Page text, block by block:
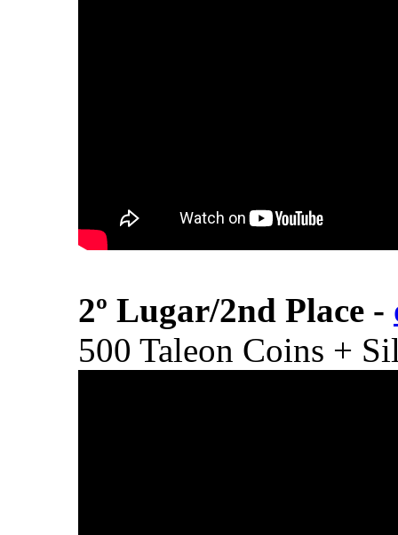
2º Lugar/2nd Place -
500 Taleon Coins +